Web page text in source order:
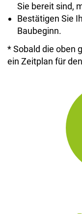
Sie bereit sind,
Bestätigen Sie
Baubeginn.
* Sobald die oben
ein Zeitplan für